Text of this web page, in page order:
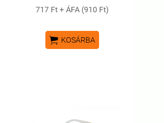
717 Ft + ÁFA (910 Ft)
 KOSÁRBA